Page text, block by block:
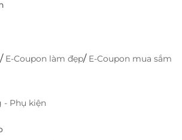
/ E-Coupon làm đẹp/ E-Coupon mua sắm
- Phụ kiện